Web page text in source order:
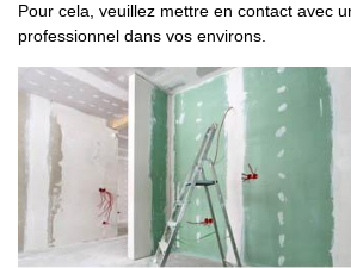
Pour cela, veuillez mettre en contact avec
professionnel dans vos environs.